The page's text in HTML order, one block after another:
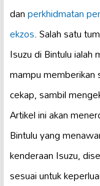
danperkhidmatan
ekzos. Salah satu
Isuzu di Bintulu ialah
mampu memberikan
cekap, sambil
Artikel ini akan
Bintulu yang
kenderaan Isuzu,
sesuai untuk